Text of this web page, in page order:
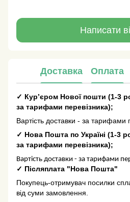
Написати
Доставка Оплата
✓ Кур’єром Нової пошти (1-3
за тарифами перевізника);
Вартість доставки - за тарифами
✓ Нова Пошта по Україні (1-3
за тарифами перевізника);
Вартість доставки - за тарифами
✓ Післяплата "Нова Пошта"
Покупець-отримувач посилки
від суми замовлення.